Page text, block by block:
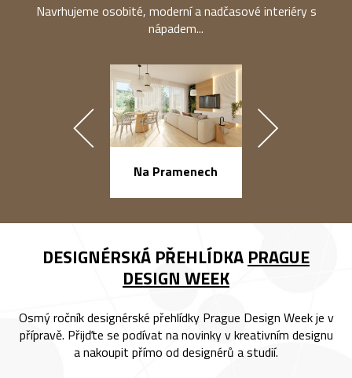
Navrhujeme osobité, moderní a nadčasové interiéry s
nápadem...
Na Pramenech
DESIGNÉRSKÁ PŘEHLÍDKA PRAGUE
DESIGN WEEK
Osmý ročník designérské přehlídky Prague Design Week je v
přípravě. Přijďte se podívat na novinky v kreativním designu
a nakoupit přímo od designérů a studií.